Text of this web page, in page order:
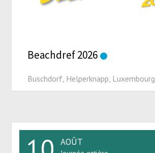
Beachdref 2026
Buschdorf, Helperknapp, Luxembourg
AOÛT